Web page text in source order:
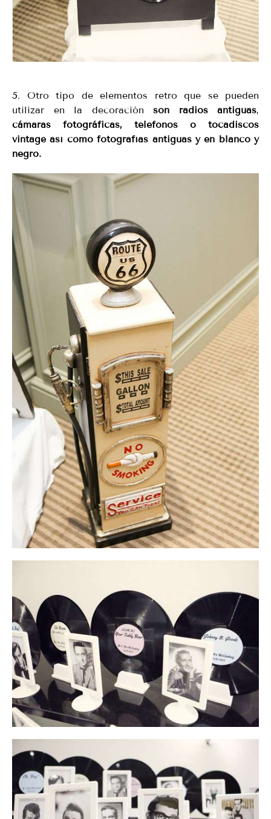
5. Otro tipo de elementos retro que se pueden
utilizar en la decoración son radios antiguas,
cámaras fotográficas, teléfonos o tocadiscos
vintage así como fotografías antiguas y en blanco y
negro.